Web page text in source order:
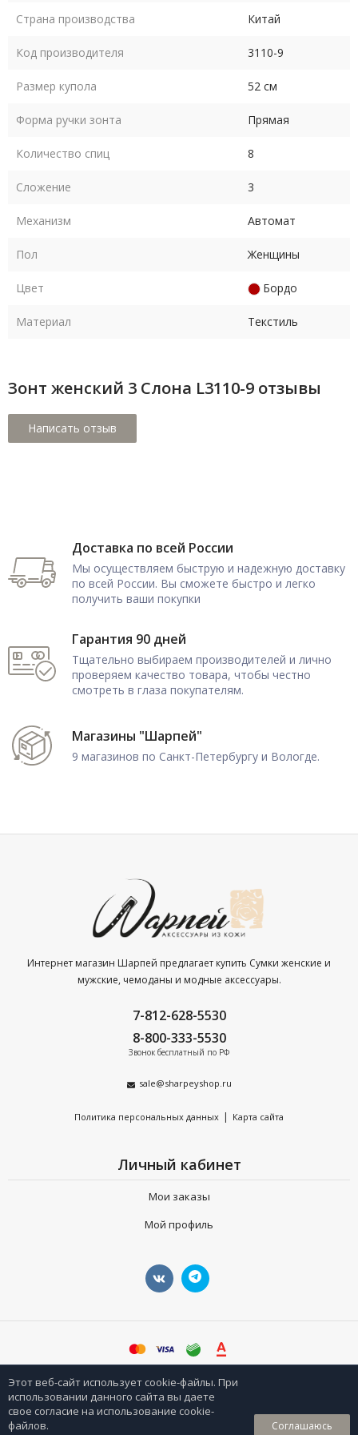
что обеспечивает комфортное и надежное удержание зонта
в руке.
Страна производства Китай
Код производителя 3110-9
Размер купола 52 см
Форма ручки зонта Прямая
Количество спиц 8
Сложение 3
Механизм Автомат
Пол Женщины
Цвет Бордо
Материал Текстиль
Зонт женский 3 Cлона L3110-9 отзывы
Доставка по всей России
Мы осуществляем быструю и надежную доставку
по всей России. Вы сможете быстро и легко
получить ваши покупки
Гарантия 90 дней
Тщательно выбираем производителей и лично
проверяем качество товара, чтобы честно
смотреть в глаза покупателям.
Магазины "Шарпей"
9 магазинов по Санкт-Петербургу и Вологде.
Интернет магазин Шарпей предлагает купить Сумки женские и
мужские, чемоданы и модные аксессуары.
7-812-628-5530
8-800-333-5530
Звонок бесплатный по РФ
sale@sharpeyshop.ru
Политика персональных данных | Карта сайта
Личный кабинет
Мои заказы
Мой профиль
©sharpeyshop.ru
0
Этот веб-сайт использует cookie-файлы. При
использовании данного сайта вы даете
свое согласие на использование cookie-
файлов.
Соглашаюсь